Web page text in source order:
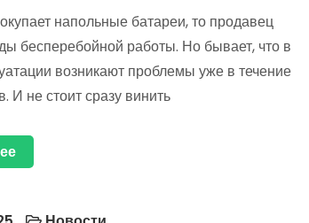
напольные батареи, то продавец
бесперебойной работы. Но бывает, что в
возникают проблемы уже в течение
И не стоит сразу винить